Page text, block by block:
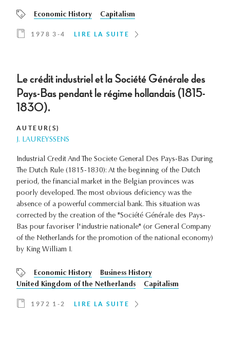
Economic History Capitalism
1978 3-4 LIRE LA SUITE
Le crédit industriel et la Société Générale des
Pays-Bas pendant le régime hollandais (1815-
1830).
AUTEUR(S)
J. LAUREYSSENS
Industrial Credit And The Societe General Des Pays-Bas During
The Dutch Rule (1815-1830): At the beginning of the Dutch
period, the financial market in the Belgian provinces was
poorly developed. The most obvious deficiency was the
absence of a powerful commercial bank. This situation was
corrected by the creation of the "Société Générale des Pays-
Bas pour favoriser l'industrie nationale" (or General Company
of the Netherlands for the promotion of the national economy)
by King William I.
Economic History
Business History
United Kingdom of the Netherlands
Capitalism
1972 1-2 LIRE LA SUITE